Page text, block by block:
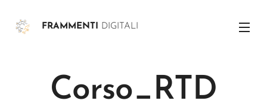
FRAMMENTI DIGITALI
Corso_RTD